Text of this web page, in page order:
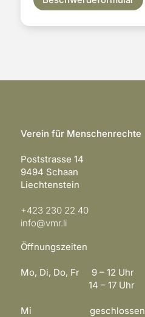
Verein für Menschenrechte
Poststrasse 14
9494 Schaan
Liechtenstein
+423 230 22 40
info@vmr.li
Öffnungszeiten
Mo, Di, Do, Fr 9 – 12 Uhr
14 – 17 Uhr
Mi geschlossen